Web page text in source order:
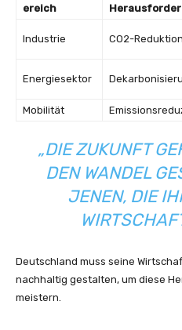
ereich
Industrie CO2-
Energiesektor
Mobilität
„DIE ZUKUNFT
DEN WANDEL
JENEN, DIE
Deutschland muss seine
nachhaltig gestalten, um diese
meistern.